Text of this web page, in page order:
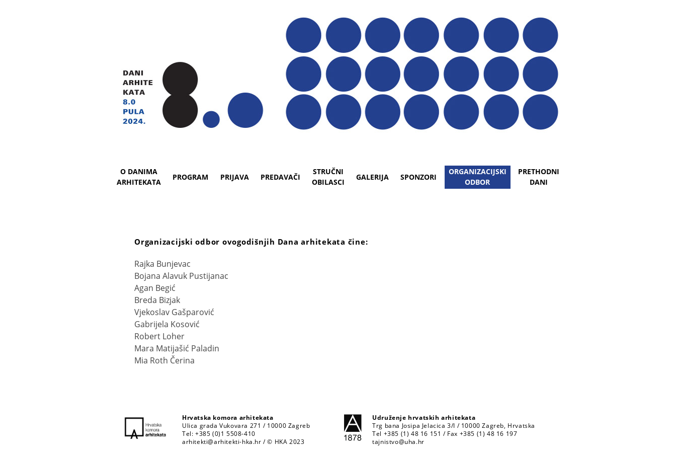
O DANIMA
ARHITEKATA
PROGRAM PRIJAVA PREDAVAČI
STRUČNI
OBILASCI
GALERIJA SPONZORI
ORGANIZACIJSKI
ODBOR
PRETHODNI
DANI
Organizacijski odbor ovogodišnjih Dana arhitekata čine:
Rajka Bunjevac
Bojana Alavuk Pustijanac
Agan Begić
Breda Bizjak
Vjekoslav Gašparović
Gabrijela Kosović
Robert Loher
Mara Matijašić Paladin
Mia Roth Čerina
Hrvatska komora arhitekata
Ulica grada Vukovara 271 / 10000 Zagreb
Tel: +385 (0)1 5508-410
arhitekti@arhitekti-hka.hr / © HKA 2023
Udruženje hrvatskih arhitekata
Trg bana Josipa Jelacica 3/I / 10000 Zagreb, Hrvatska
Tel +385 (1) 48 16 151 / Fax +385 (1) 48 16 197
tajnistvo@uha.hr